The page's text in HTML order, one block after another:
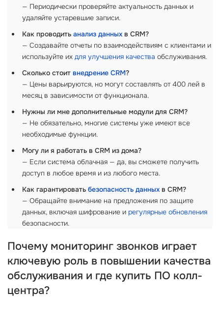
— Периодически проверяйте актуальность данных и
удаляйте устаревшие записи.
Как проводить анализ данных в CRM?
— Создавайте отчеты по взаимодействиям с клиентами и
используйте их для улучшения качества обслуживания.
Сколько стоит внедрение CRM?
— Цены варьируются, но могут составлять от 400 лей в
месяц в зависимости от функционала.
Нужны ли мне дополнительные модули для CRM?
— Не обязательно, многие системы уже имеют все
необходимые функции.
Могу ли я работать в CRM из дома?
— Если система облачная — да, вы сможете получить
доступ в любое время и из любого места.
Как гарантировать безопасность данных в CRM?
— Обращайте внимание на предложения по защите
данных, включая шифрование и регулярные обновления
безопасности.
Почему мониторинг звонков играет
ключевую роль в повышении качества
обслуживания и где купить ПО колл-
центра?